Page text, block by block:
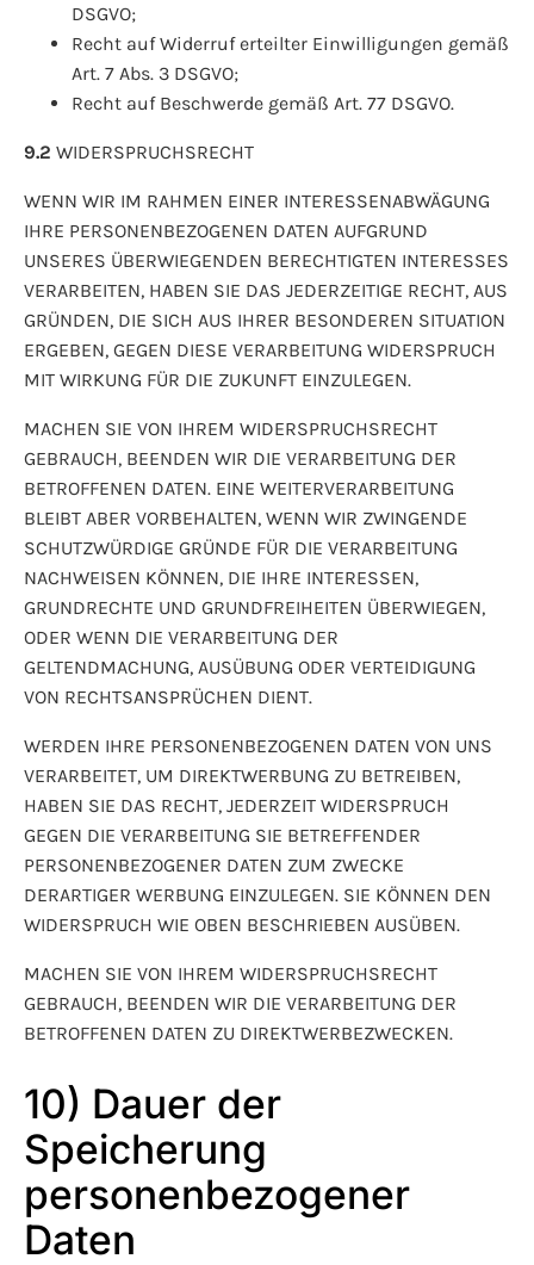
DSGVO;
Recht auf Widerruf erteilter Einwilligungen gemäß
Art. 7 Abs. 3 DSGVO;
Recht auf Beschwerde gemäß Art. 77 DSGVO.
9.2 WIDERSPRUCHSRECHT
WENN WIR IM RAHMEN EINER INTERESSENABWÄGUNG
IHRE PERSONENBEZOGENEN DATEN AUFGRUND
UNSERES ÜBERWIEGENDEN BERECHTIGTEN INTERESSES
VERARBEITEN, HABEN SIE DAS JEDERZEITIGE RECHT, AUS
GRÜNDEN, DIE SICH AUS IHRER BESONDEREN SITUATION
ERGEBEN, GEGEN DIESE VERARBEITUNG WIDERSPRUCH
MIT WIRKUNG FÜR DIE ZUKUNFT EINZULEGEN.
MACHEN SIE VON IHREM WIDERSPRUCHSRECHT
GEBRAUCH, BEENDEN WIR DIE VERARBEITUNG DER
BETROFFENEN DATEN. EINE WEITERVERARBEITUNG
BLEIBT ABER VORBEHALTEN, WENN WIR ZWINGENDE
SCHUTZWÜRDIGE GRÜNDE FÜR DIE VERARBEITUNG
NACHWEISEN KÖNNEN, DIE IHRE INTERESSEN,
GRUNDRECHTE UND GRUNDFREIHEITEN ÜBERWIEGEN,
ODER WENN DIE VERARBEITUNG DER
GELTENDMACHUNG, AUSÜBUNG ODER VERTEIDIGUNG
VON RECHTSANSPRÜCHEN DIENT.
WERDEN IHRE PERSONENBEZOGENEN DATEN VON UNS
VERARBEITET, UM DIREKTWERBUNG ZU BETREIBEN,
HABEN SIE DAS RECHT, JEDERZEIT WIDERSPRUCH
GEGEN DIE VERARBEITUNG SIE BETREFFENDER
PERSONENBEZOGENER DATEN ZUM ZWECKE
DERARTIGER WERBUNG EINZULEGEN. SIE KÖNNEN DEN
WIDERSPRUCH WIE OBEN BESCHRIEBEN AUSÜBEN.
MACHEN SIE VON IHREM WIDERSPRUCHSRECHT
GEBRAUCH, BEENDEN WIR DIE VERARBEITUNG DER
BETROFFENEN DATEN ZU DIREKTWERBEZWECKEN.
10) Dauer der
Speicherung
personenbezogener
Daten